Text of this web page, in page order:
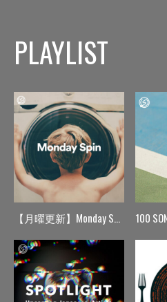
PLAYLIST
【月曜更新】Monday Spin 100